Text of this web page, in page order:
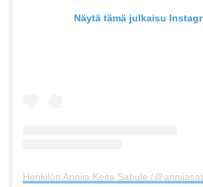
Näytä tämä julkaisu